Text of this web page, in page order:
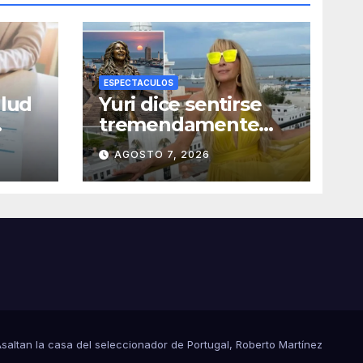
ESPECTACULOS
Yuri dice sentirse
tremendamente
emocionada sobre
su estatua que le
harán en Veracruz
AGOSTO 7, 2026
la casa del seleccionador de Portugal, Roberto Martínez